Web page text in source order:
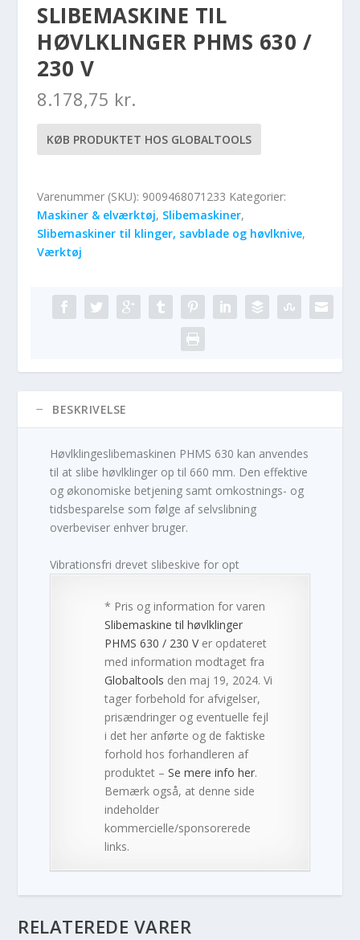
SLIBEMASKINE TIL
HØVLKLINGER PHMS 630 /
230 V
8.178,75 kr.
KØB PRODUKTET HOS GLOBALTOOLS
Varenummer (SKU): 9009468071233 Kategorier:
Maskiner & elværktøj, Slibemaskiner,
Slibemaskiner til klinger, savblade og høvlknive,
Værktøj
BESKRIVELSE
Høvlklingeslibemaskinen PHMS 630 kan anvendes
til at slibe høvlklinger op til 660 mm. Den effektive
og økonomiske betjening samt omkostnings- og
tidsbesparelse som følge af selvslibning
overbeviser enhver bruger.
Vibrationsfri drevet slibeskive for opt
* Pris og information for varen
Slibemaskine til høvlklinger
PHMS 630 / 230 Ver opdateret
med information modtaget fra
Globaltools den maj 19, 2024. Vi
tager forbehold for afvigelser,
prisændringer og eventuelle fejl
i det her anførte og de faktiske
forhold hos forhandleren af
produktet –Se mere info her.
Bemærk også, at denne side
indeholder
kommercielle/sponsorerede
links.
RELATEREDE VARER